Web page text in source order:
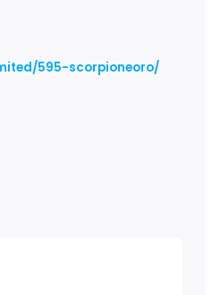
595-scorpioneoro/